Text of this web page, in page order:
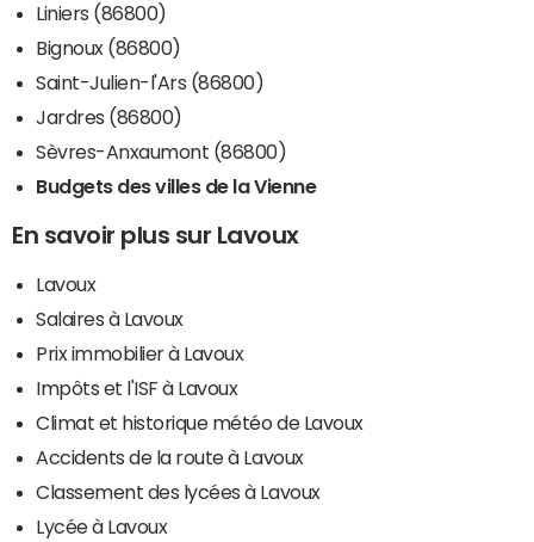
Liniers (86800)
Bignoux (86800)
Saint-Julien-l'Ars (86800)
Jardres (86800)
Sèvres-Anxaumont (86800)
Budgets des villes de la Vienne
En savoir plus sur Lavoux
Lavoux
Salaires à Lavoux
Prix immobilier à Lavoux
Impôts et l'ISF à Lavoux
Climat et historique météo de Lavoux
Accidents de la route à Lavoux
Classement des lycées à Lavoux
Lycée à Lavoux